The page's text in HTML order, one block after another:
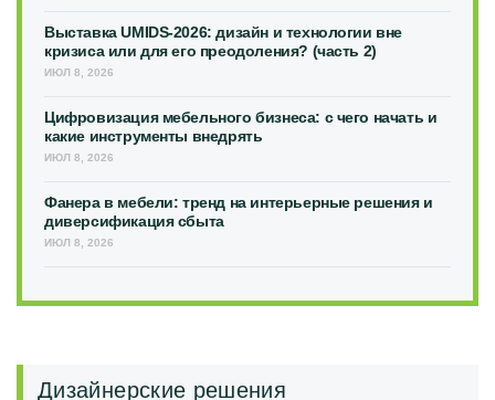
Выставка UMIDS-2026: дизайн и технологии вне
кризиса или для его преодоления? (часть 2)
ИЮЛ 8, 2026
Цифровизация мебельного бизнеса: с чего начать и
какие инструменты внедрять
ИЮЛ 8, 2026
Фанера в мебели: тренд на интерьерные решения и
диверсификация сбыта
ИЮЛ 8, 2026
Дизайнерские решения